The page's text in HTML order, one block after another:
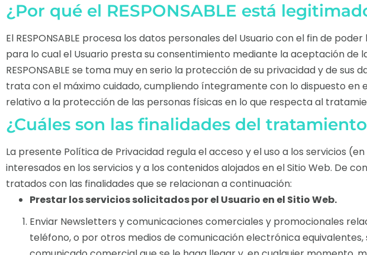
¿Por qué el RESPONSABLE está
El RESPONSABLE procesa los datos personales del Usuario con el fin de
para lo cual el Usuario presta su consentimiento mediante la aceptación
RESPONSABLE se toma muy en serio la protección de su privacidad y de
trata con el máximo cuidado, cumpliendo íntegramente con lo dispuesto en
relativo a la protección de las personas físicas en lo que respecta al
¿Cuáles son las finalidades del
La presente Política de Privacidad regula el acceso y el uso a los servicios (en
interesados en los servicios y a los contenidos alojados en el Sitio Web. De
tratados con las finalidades que se relacionan a continuación:
Prestar los servicios solicitados por el Usuario en el Sitio Web.
Enviar Newsletters y comunicaciones comerciales y promocionales
teléfono, o por otros medios de comunicación electrónica